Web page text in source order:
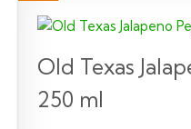
Old Texas
250 ml